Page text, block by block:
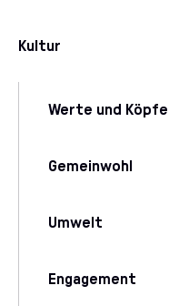
Kultur
Werte und Köpfe
Gemeinwohl
Umwelt
Engagement